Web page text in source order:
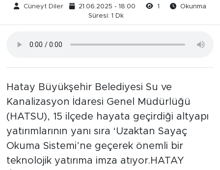
Cüneyt Diler 21.06.2025 - 18:00 1
Okunma
Süresi: 1 Dk
Hatay Büyükşehir Belediyesi Su ve
Kanalizasyon İdaresi Genel Müdürlüğü
(HATSU), 15 ilçede hayata geçirdiği altyapı
yatırımlarının yanı sıra ‘Uzaktan Sayaç
Okuma Sistemi’ne geçerek önemli bir
teknolojik yatırıma imza atıyor.HATAY